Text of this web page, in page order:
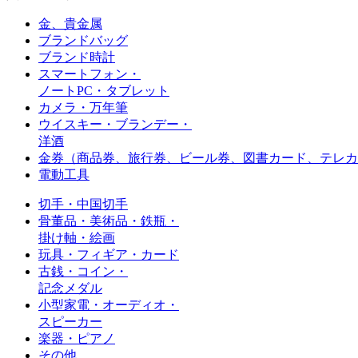
金、貴金属
ブランドバッグ
ブランド時計
スマートフォン・
ノートPC・タブレット
カメラ・万年筆
ウイスキー・ブランデー・
洋酒
金券（商品券、旅行券、ビール券、図書カード、 テレ
電動工具
切手・中国切手
骨董品・美術品・鉄瓶・
掛け軸・絵画
玩具・フィギア・カード
古銭・コイン・
記念メダル
小型家電・オーディオ・
スピーカー
楽器・ピアノ
その他